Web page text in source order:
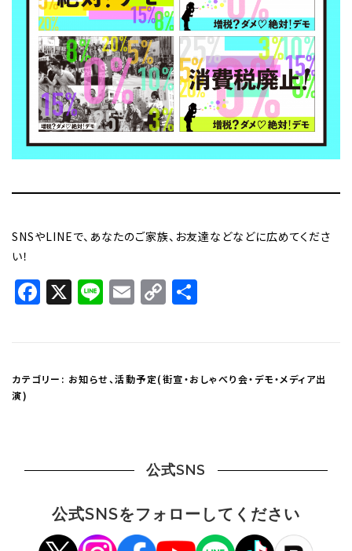
SNSやLINEで、あなたのご家族、お友達などなどに広めてくださ
い！
Facebook
X LineEmail
Copy
カテゴリー: お知らせ、活動予定(街宣・おしゃべり会・デモ・メディア出
演)
公式SNS
公式SNSをフォローしてください